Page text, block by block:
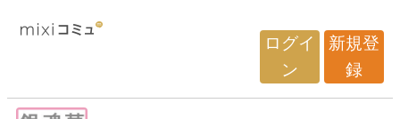
ログイ
ン
新規登
録